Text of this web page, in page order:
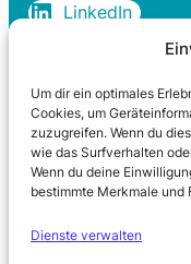
Um dir ein optimales
Cookies, um
zuzugreifen. Wenn du
wie das Surfverhalten
Wenn du deine
bestimmte Merkmale
Dienste verwalten
LinkedIn
Rechtliches
Cookie-Richtlinie